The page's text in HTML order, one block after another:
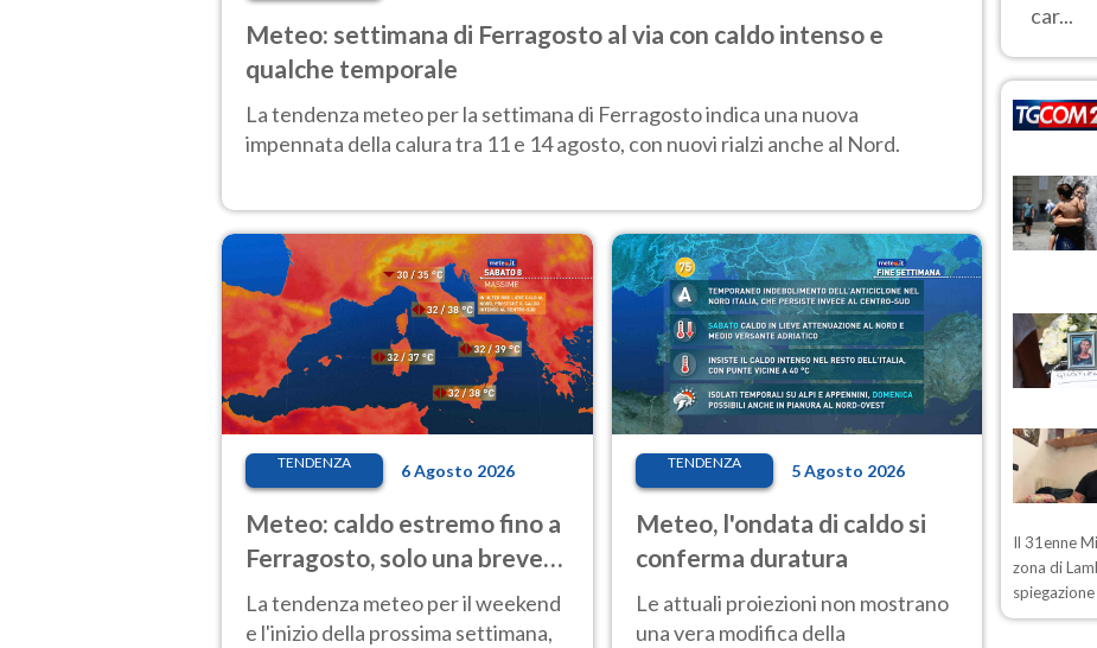
Meteo: settimana di Ferragosto al via con caldo intenso e
qualche temporale
La tendenza meteo per la settimana di Ferragosto indica una nuova
impennata della calura tra 11 e 14 agosto, con nuovi rialzi anche al Nord.
TENDENZA 6 Agosto 2026
Meteo: caldo estremo fino a
Ferragosto, solo una breve
pausa. Ecco dove
La tendenza meteo per il weekend
e l'inizio della prossima settimana,
TENDENZA 5 Agosto 2026
Meteo, l'ondata di caldo si
conferma duratura
Le attuali proiezioni non mostrano
una vera modifica della
car...
Il 31enne
zona di